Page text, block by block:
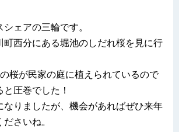
ェアの三輪です。
町西分にある堀池のしだれ桜を見に行
桜が民家の庭に植えられているので
圧巻でした！
なりましたが、機会があればぜひ来年
さいね。